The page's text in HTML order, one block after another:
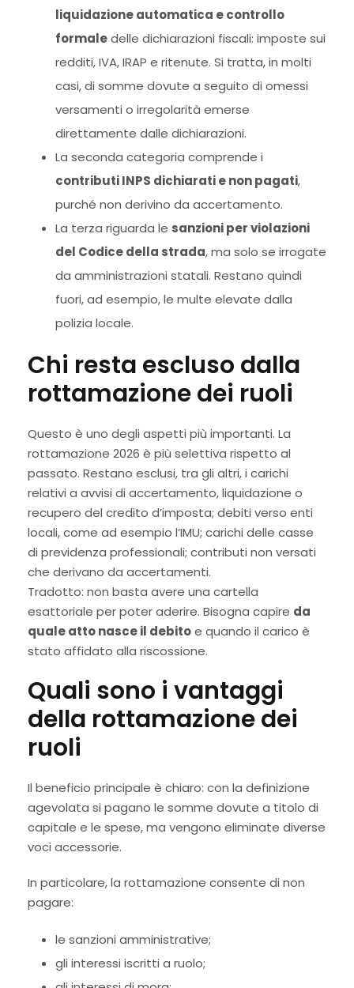
liquidazione automatica e controllo
formaledelle dichiarazioni fiscali: imposte sui
redditi, IVA, IRAP e ritenute. Si tratta, in molti
casi, di somme dovute a seguito di omessi
versamenti o irregolarità emerse
direttamente dalle dichiarazioni.
La seconda categoria comprende i
contributi INPS dichiarati e non pagati,
purché non derivino da accertamento.
La terza riguarda le sanzioni per violazioni
del Codice della strada, ma solo se irrogate
da amministrazioni statali. Restano quindi
fuori, ad esempio, le multe elevate dalla
polizia locale.
Chi resta escluso dalla
rottamazione dei ruoli
Questo è uno degli aspetti più importanti. La
rottamazione 2026 è più selettiva rispetto al
passato. Restano esclusi, tra gli altri, i carichi
relativi a avvisi di accertamento, liquidazione o
recupero del credito d’imposta; debiti verso enti
locali, come ad esempio l’IMU; carichi delle casse
di previdenza professionali; contributi non versati
che derivano da accertamenti.
Tradotto: non basta avere una cartella
esattoriale per poter aderire. Bisogna capire da
quale atto nasce il debitoe quando il carico è
stato affidato alla riscossione.
Quali sono i vantaggi
della rottamazione dei
ruoli
Il beneficio principale è chiaro: con la definizione
agevolata si pagano le somme dovute a titolo di
capitale e le spese, ma vengono eliminate diverse
voci accessorie.
In particolare, la rottamazione consente di non
pagare:
le sanzioni amministrative;
gli interessi iscritti a ruolo;